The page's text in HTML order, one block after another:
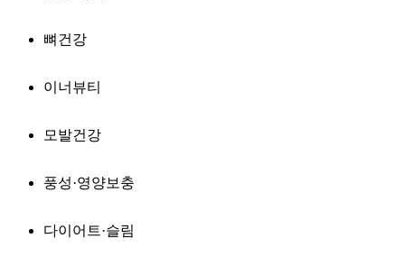
뼈건강
이너뷰티
모발건강
풍성·영양보충
다이어트·슬림